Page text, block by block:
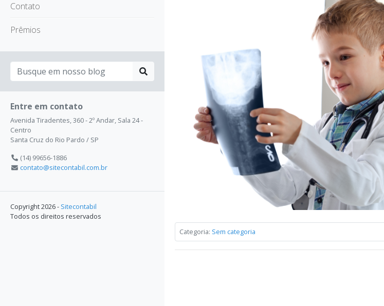
Contato
Prêmios
Entre em contato
Avenida Tiradentes, 360 - 2º Andar, Sala 24 -
Centro
Santa Cruz do Rio Pardo / SP
(14) 99656-1886
contato@sitecontabil.com.br
Copyright 2026 - Sitecontabil
Todos os direitos reservados
Categoria: Sem categoria